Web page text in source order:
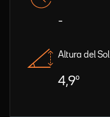
-
Altura del Sol
4,9º